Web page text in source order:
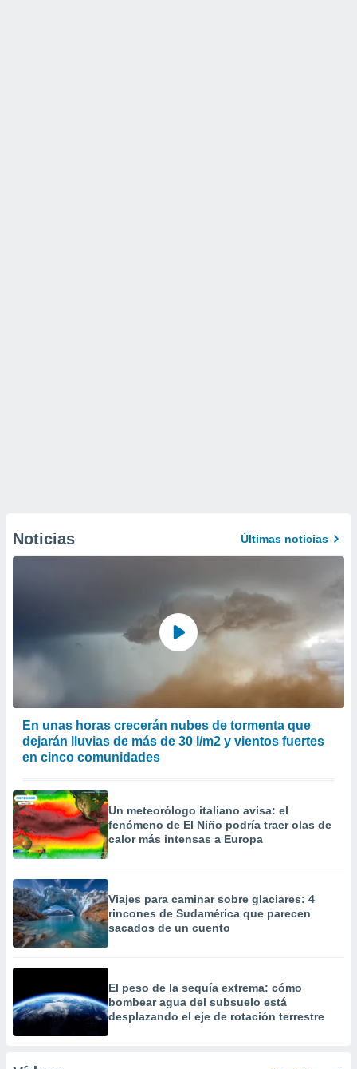
Noticias Últimas noticias
En unas horas crecerán nubes de tormenta que
dejarán lluvias de más de 30 l/m2 y vientos fuertes
en cinco comunidades
Un meteorólogo italiano avisa: el
fenómeno de El Niño podría traer olas de
calor más intensas a Europa
Viajes para caminar sobre glaciares: 4
rincones de Sudamérica que parecen
sacados de un cuento
El peso de la sequía extrema: cómo
bombear agua del subsuelo está
desplazando el eje de rotación terrestre